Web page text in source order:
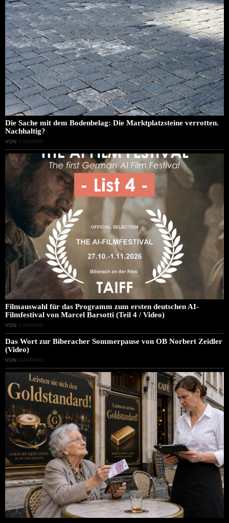
Die Sache mit dem Bodenbelag: Die Marktplatzsteine verrotten.
Nachhaltig?
VON GASPARD
Filmauswahl für das Programm zum ersten deutschen AI-
Filmfestival von Marcel Barsotti (Teil 4 / Video)
VON GASPARD
Das Wort zur Biberacher Sommerpause von OB Norbert Zeidler
(Video)
VON GASPARD